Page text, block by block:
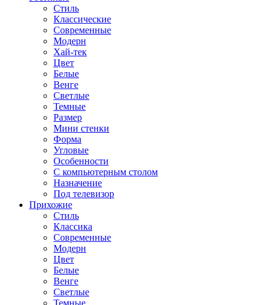
Стиль
Классические
Современные
Модерн
Хай-тек
Цвет
Белые
Венге
Светлые
Темные
Размер
Мини стенки
Форма
Угловые
Особенности
С компьютерным столом
Назначение
Под телевизор
Прихожие
Стиль
Классика
Современные
Модерн
Цвет
Белые
Венге
Светлые
Темные